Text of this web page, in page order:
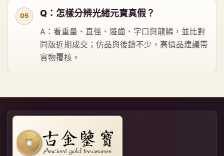
Q：怎樣分辨光緒元寶真假？
A：看重量、直徑、邊齒、字口與龍鱗，並比對
同版近期成交；仿品與後鑄不少，高價品建議帶
實物覆核。